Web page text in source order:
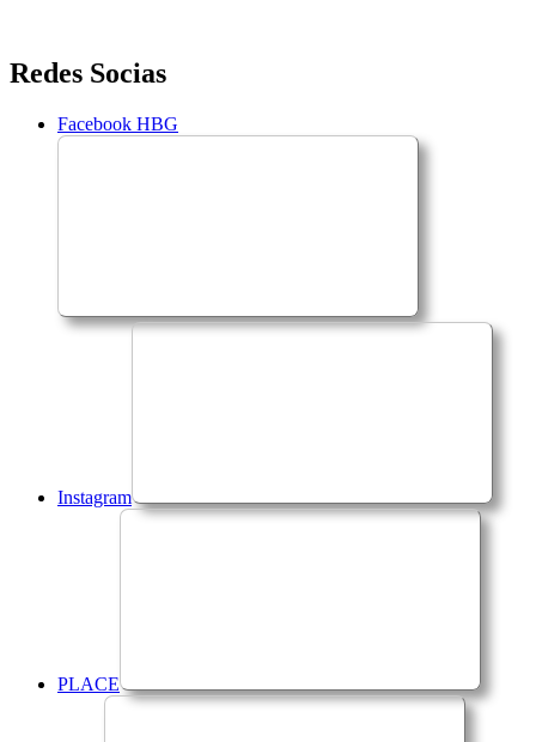
Saltar
para
conteúdo
Redes Socias
Facebook HBG
Instagram
PLACE